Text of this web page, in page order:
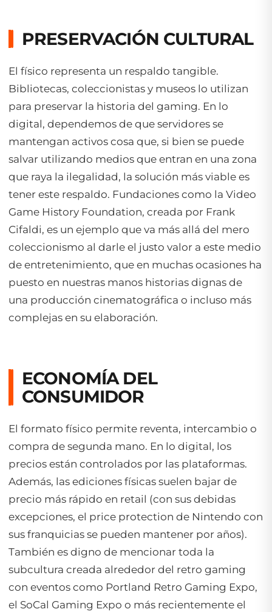
PRESERVACIÓN CULTURAL
El físico representa un respaldo tangible.
Bibliotecas, coleccionistas y museos lo utilizan
para preservar la historia del gaming. En lo
digital, dependemos de que servidores se
mantengan activos cosa que, si bien se puede
salvar utilizando medios que entran en una zona
que raya la ilegalidad, la solución más viable es
tener este respaldo. Fundaciones como la Video
Game History Foundation, creada por Frank
Cifaldi, es un ejemplo que va más allá del mero
coleccionismo al darle el justo valor a este medio
de entretenimiento, que en muchas ocasiones ha
puesto en nuestras manos historias dignas de
una producción cinematográfica o incluso más
complejas en su elaboración.
ECONOMÍA DEL
CONSUMIDOR
El formato físico permite reventa, intercambio o
compra de segunda mano. En lo digital, los
precios están controlados por las plataformas.
Además, las ediciones físicas suelen bajar de
precio más rápido en retail (con sus debidas
excepciones, el price protection de Nintendo con
sus franquicias se pueden mantener por años).
También es digno de mencionar toda la
subcultura creada alrededor del retro gaming
con eventos como Portland Retro Gaming Expo,
el SoCal Gaming Expo o más recientemente el